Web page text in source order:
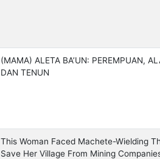
(MAMA) ALETA BA’UN: PEREMPUAN,
DAN TENUN
This Woman Faced Machete-Wielding
Save Her Village From Mining